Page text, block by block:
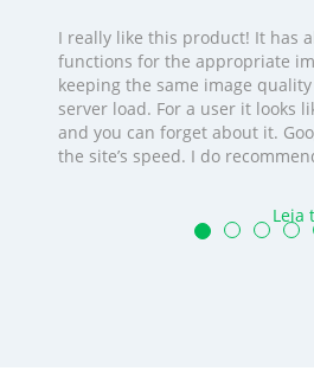
I really like this product! It has
functions for the appropriate
keeping the same image
server load. For a user it looks
and you can forget about it.
the site’s speed. I do
Leia